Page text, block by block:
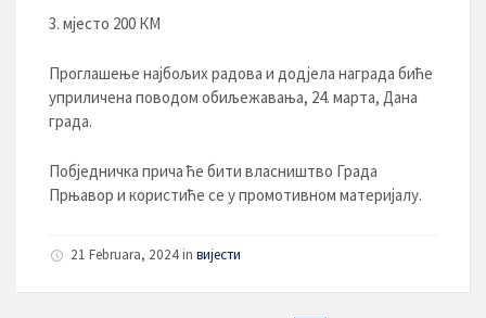
мјесто 200 КМ
Проглашење најбољих радова и додјела награда биће
уприличена поводом обиљежавања, 24. марта, Дана
града.
Побједничка прича ће бити власништво Града
Прњавор и користиће се у промотивном материјалу.
21 Februara, 2024in вијести